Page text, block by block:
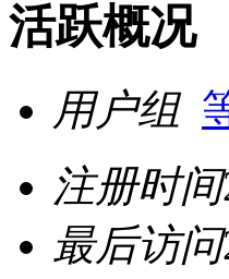
活跃概况
用户组
注册时间
最后访问